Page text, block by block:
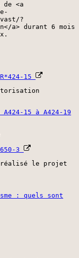
<a
?
a> durant 6 mois
15
15 à A424-19
3
le projet
: quels sont